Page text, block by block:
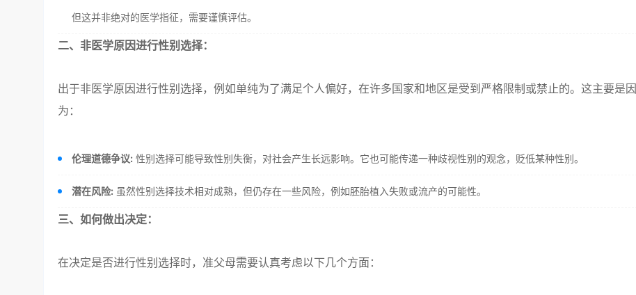
但这并非绝对的医学指征，需要谨慎评估。
二、非医学原因进行性别选择：
出于非医学原因进行性别选择，例如单纯为了满足个人偏好，在许多国家和地区是受到严格限制或禁止的。这主要是因
为：
伦理道德争议: 性别选择可能导致性别失衡，对社会产生长远影响。它也可能传递一种歧视性别的观念，贬低某种性别。
潜在风险: 虽然性别选择技术相对成熟，但仍存在一些风险，例如胚胎植入失败或流产的可能性。
三、如何做出决定：
在决定是否进行性别选择时，准父母需要认真考虑以下几个方面：